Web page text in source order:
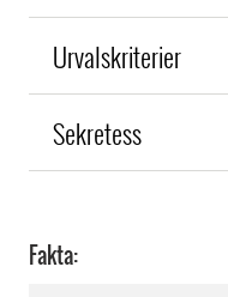
Urvalskriterier
Sekretess
Fakta: